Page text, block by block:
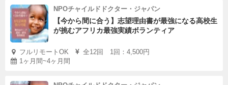
NPOチャイルドドクター・ジャパン
【今から間に合う】志望理由書が最強になる高校生
が挑むアフリカ最強実績ボランティア
フルリモートOK
全12回 1回：4,500円
1ヶ月間~4ヶ月間